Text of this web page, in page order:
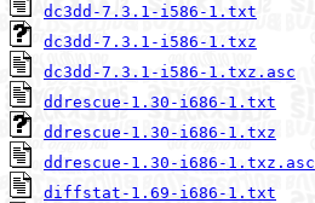
dc3dd-7.3.1-i586-1.txt
dc3dd-7.3.1-i586-1.txz
dc3dd-7.3.1-i586-1.txz.asc
ddrescue-1.30-i686-1.txt
ddrescue-1.30-i686-1.txz
ddrescue-1.30-i686-1.txz.asc
diffstat-1.69-i686-1.txt